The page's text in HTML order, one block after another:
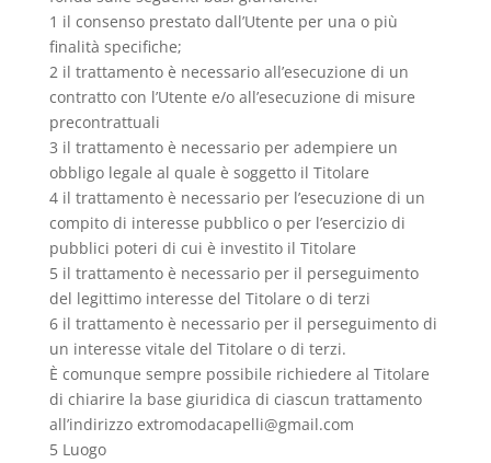
1 il consenso prestato dall’Utente per una o più
finalità specifiche;
2 il trattamento è necessario all’esecuzione di un
contratto con l’Utente e/o all’esecuzione di misure
precontrattuali
3 il trattamento è necessario per adempiere un
obbligo legale al quale è soggetto il Titolare
4 il trattamento è necessario per l’esecuzione di un
compito di interesse pubblico o per l’esercizio di
pubblici poteri di cui è investito il Titolare
5 il trattamento è necessario per il perseguimento
del legittimo interesse del Titolare o di terzi
6 il trattamento è necessario per il perseguimento di
un interesse vitale del Titolare o di terzi.
È comunque sempre possibile richiedere al Titolare
di chiarire la base giuridica di ciascun trattamento
all’indirizzo extromodacapelli@gmail.com
5 Luogo